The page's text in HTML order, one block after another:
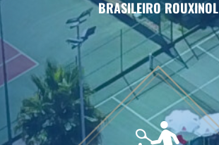
BRASILEIRO ROUXINOL